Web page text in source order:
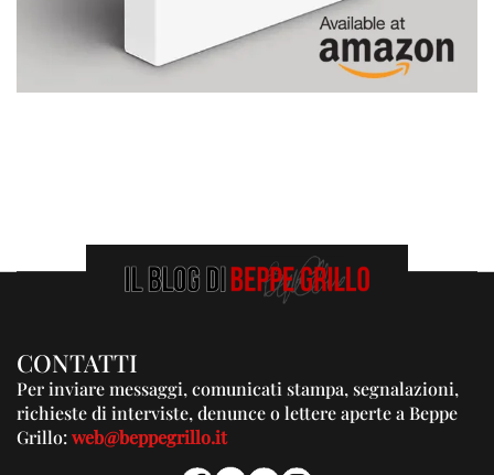
CONTATTI
Per inviare messaggi, comunicati stampa, segnalazioni,
richieste di interviste, denunce o lettere aperte a Beppe
Grillo:web@beppegrillo.it